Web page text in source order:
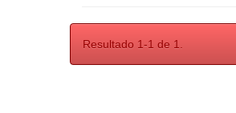
Resultado 1-1 de 1.